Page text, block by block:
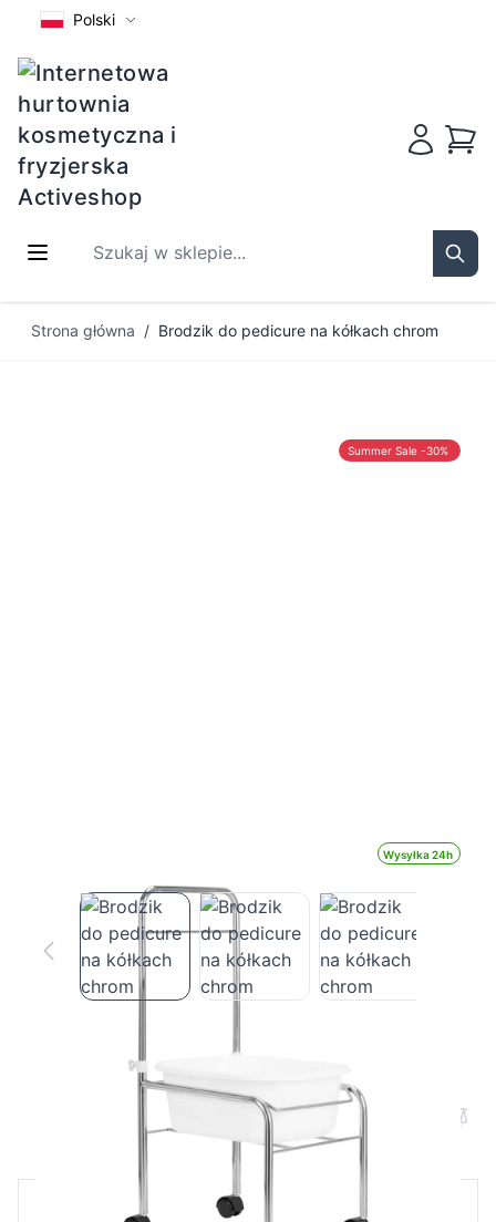
Polski
Szukaj w sklepie...
Strona główna / Brodzik do pedicure na kółkach chrom
Wysyłka 24h
Summer Sale -30%
Brodzik do pedicure na kółkach chrom
Cena detaliczna